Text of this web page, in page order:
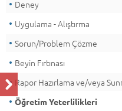
Deney
Uygulama - Alıştırma
Sorun/Problem Çözme
Beyin Fırtınası
Rapor Hazırlama ve/veya
Öğretim Yeterlilikleri